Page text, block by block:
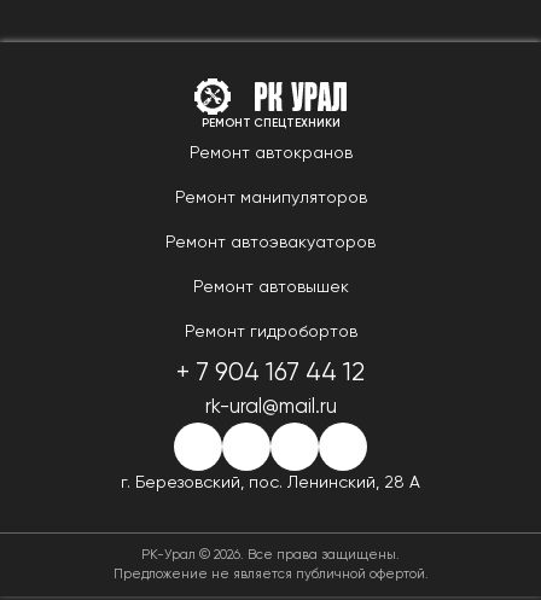
РЕМОНТ СПЕЦТЕХНИКИ
Ремонт автокранов
Ремонт манипуляторов
Ремонт автоэвакуаторов
Ремонт автовышек
Ремонт гидробортов
+ 7 904 167 44 12
rk-ural@mail.ru
г. Березовский, пос. Ленинский, 28 А
РК-Урал © 2026. Все права защищены.
Предложение не является публичной офертой.